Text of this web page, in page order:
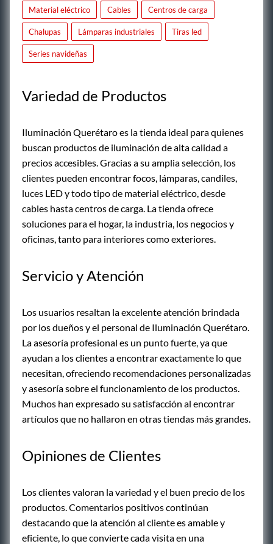
Material eléctrico Cables Centros de carga
Chalupas Lámparas industriales Tiras led
Series navideñas
Variedad de Productos
Iluminación Querétaro es la tienda ideal para quienes
buscan productos de iluminación de alta calidad a
precios accesibles. Gracias a su amplia selección, los
clientes pueden encontrar focos, lámparas, candiles,
luces LED y todo tipo de material eléctrico, desde
cables hasta centros de carga. La tienda ofrece
soluciones para el hogar, la industria, los negocios y
oficinas, tanto para interiores como exteriores.
Servicio y Atención
Los usuarios resaltan la excelente atención brindada
por los dueños y el personal de Iluminación Querétaro.
La asesoría profesional es un punto fuerte, ya que
ayudan a los clientes a encontrar exactamente lo que
necesitan, ofreciendo recomendaciones personalizadas
y asesoría sobre el funcionamiento de los productos.
Muchos han expresado su satisfacción al encontrar
artículos que no hallaron en otras tiendas más grandes.
Opiniones de Clientes
Los clientes valoran la variedad y el buen precio de los
productos. Comentarios positivos continúan
destacando que la atención al cliente es amable y
eficiente, lo que convierte cada visita en una